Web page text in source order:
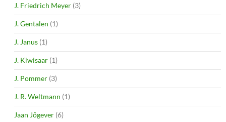
J. Friedrich Meyer (3)
J. Gentalen (1)
J. Janus (1)
J. Kiwisaar (1)
J. Pommer (3)
J. R. Weltmann (1)
Jaan Jõgever (6)